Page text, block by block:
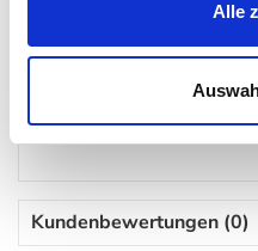
Alle
1x EOS Leuchte in der
weiß oder schwarz (E27
Kundenbewertungen (0)